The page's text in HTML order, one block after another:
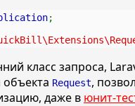
;
класс запроса,
Request,
даже в юнит-